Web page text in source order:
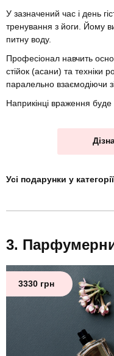
У зазначений час і день
тренування з йоги. Йому
питну воду.
Професіонал навчить
стійок (асани) та техніки
паралельно взаємодіючи
Наприкінці враження
Усі подарунки у
3330 грн